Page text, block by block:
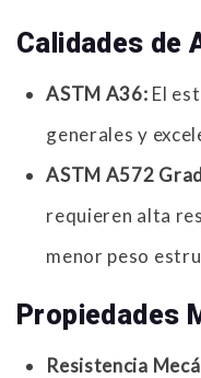
Calidades de
ASTM A36: El
generales y
ASTM A572
requieren alta
menor peso
Propiedades
Resistencia